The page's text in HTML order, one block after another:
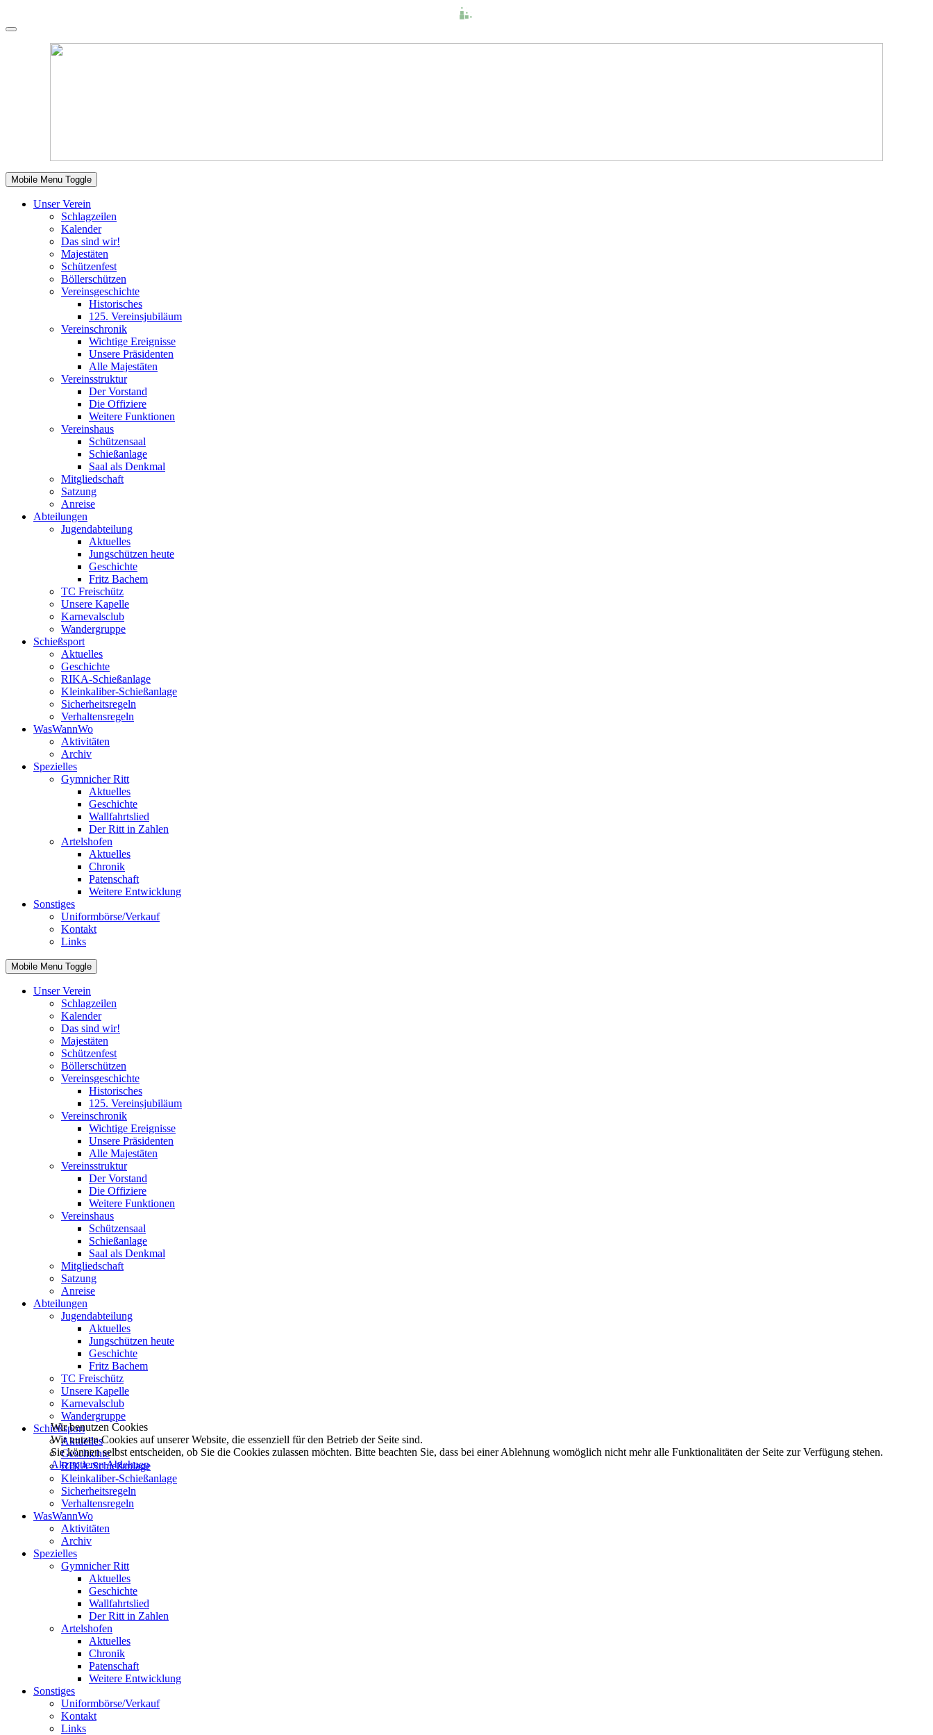
Mobile Menu Toggle
Unser Verein
Schlagzeilen
Kalender
Das sind wir!
Majestäten
Schützenfest
Böllerschützen
Vereinsgeschichte
Historisches
125. Vereinsjubiläum
Vereinschronik
Wichtige Ereignisse
Unsere Präsidenten
Alle Majestäten
Vereinsstruktur
Der Vorstand
Die Offiziere
Weitere Funktionen
Vereinshaus
Schützensaal
Schießanlage
Saal als Denkmal
Mitgliedschaft
Satzung
Anreise
Abteilungen
Jugendabteilung
Aktuelles
Jungschützen heute
Geschichte
Fritz Bachem
TC Freischütz
Unsere Kapelle
Karnevalsclub
Wandergruppe
Schießsport
Aktuelles
Geschichte
RIKA-Schießanlage
Kleinkaliber-Schießanlage
Sicherheitsregeln
Verhaltensregeln
WasWannWo
Aktivitäten
Archiv
Spezielles
Gymnicher Ritt
Aktuelles
Geschichte
Wallfahrtslied
Der Ritt in Zahlen
Artelshofen
Aktuelles
Chronik
Patenschaft
Weitere Entwicklung
Sonstiges
Uniformbörse/Verkauf
Kontakt
Links
Mobile Menu Toggle
Unser Verein
Schlagzeilen
Kalender
Das sind wir!
Majestäten
Schützenfest
Böllerschützen
Vereinsgeschichte
Historisches
125. Vereinsjubiläum
Vereinschronik
Wichtige Ereignisse
Unsere Präsidenten
Alle Majestäten
Vereinsstruktur
Der Vorstand
Die Offiziere
Weitere Funktionen
Vereinshaus
Schützensaal
Schießanlage
Saal als Denkmal
Mitgliedschaft
Satzung
Anreise
Abteilungen
Jugendabteilung
Aktuelles
Jungschützen heute
Geschichte
Fritz Bachem
TC Freischütz
Unsere Kapelle
Karnevalsclub
Wandergruppe
Schießsport
Aktuelles
Geschichte
RIKA-Schießanlage
Kleinkaliber-Schießanlage
Sicherheitsregeln
Verhaltensregeln
WasWannWo
Aktivitäten
Archiv
Spezielles
Gymnicher Ritt
Aktuelles
Geschichte
Wallfahrtslied
Der Ritt in Zahlen
Artelshofen
Aktuelles
Chronik
Patenschaft
Weitere Entwicklung
Sonstiges
Uniformbörse/Verkauf
Kontakt
Links
Wir benutzen Cookies
Wir nutzen Cookies auf unserer Website, die essenziell für den Betrieb der Seite sind.
Sie können selbst entscheiden, ob Sie die Cookies zulassen möchten. Bitte beachten Sie, dass bei einer Ablehnung womöglich nicht mehr alle Funktionalitäten der Seite zur Verfügung stehen.
AkzeptierenAblehnen